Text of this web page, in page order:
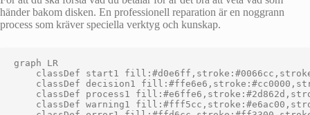
händer bakom disken. En professionell reparation är en noggrann
process som kräver speciella verktyg och kunskap.
graph LR
classDef start1
classDef decision1
classDef process1
classDef warning1